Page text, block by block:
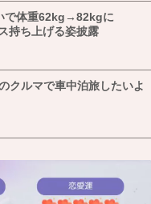
で体重62kg→82kgに
持ち上げる姿披露
クルマで車中泊旅したいよ